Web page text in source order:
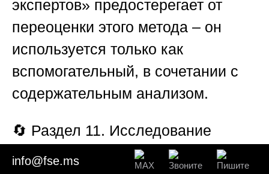
экспертов» предостерегает от
переоценки этого метода – он
используется только как
вспомогательный, в сочетании с
содержательным анализом.
🔄 Раздел 11. Исследование
контекстуальных связей и
info@fse.ms